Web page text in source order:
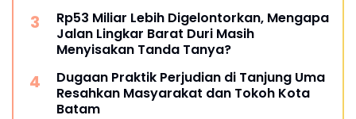
Rp53 Miliar Lebih Digelontorkan, Mengapa
Jalan Lingkar Barat Duri Masih
Menyisakan Tanda Tanya?
Dugaan Praktik Perjudian di Tanjung Uma
Resahkan Masyarakat dan Tokoh Kota
Batam